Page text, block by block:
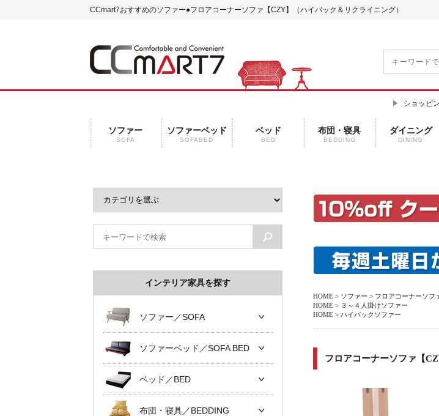
CCmart7おすすめのソファー●フロアコーナーソファ【CZY】（ハイバック＆リクライニング）
ショッピ
ソファー
SOFA
ソファーベッド
SOFABED
ベッド
BED
布団・寝具
BEDDING
ダイニング
DINING
HOME > ソファー > フロアコーナーソフ
HOME > ３～４人掛けソファー
HOME > ハイバックソファー
フロアコーナーソファ【
インテリア家具を探す
ソファー／SOFA
ソファーベッド／SOFA BED
ベッド／BED
布団・寝具／BEDDING